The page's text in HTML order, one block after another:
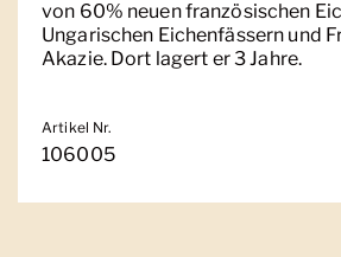
von 60% neuen französischen
Ungarischen Eichenfässern und
Akazie. Dort lagert er 3 Jahre.
Artikel Nr.
106005